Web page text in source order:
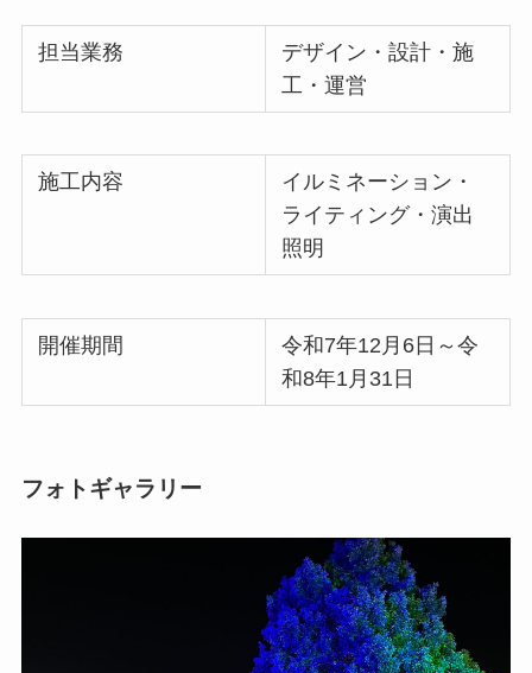
担当業務
デザイン・設計・施
工・運営
施工内容
イルミネーション・
ライティング・演出
照明
開催期間
令和7年12月6日～令
和8年1月31日
フォトギャラリー